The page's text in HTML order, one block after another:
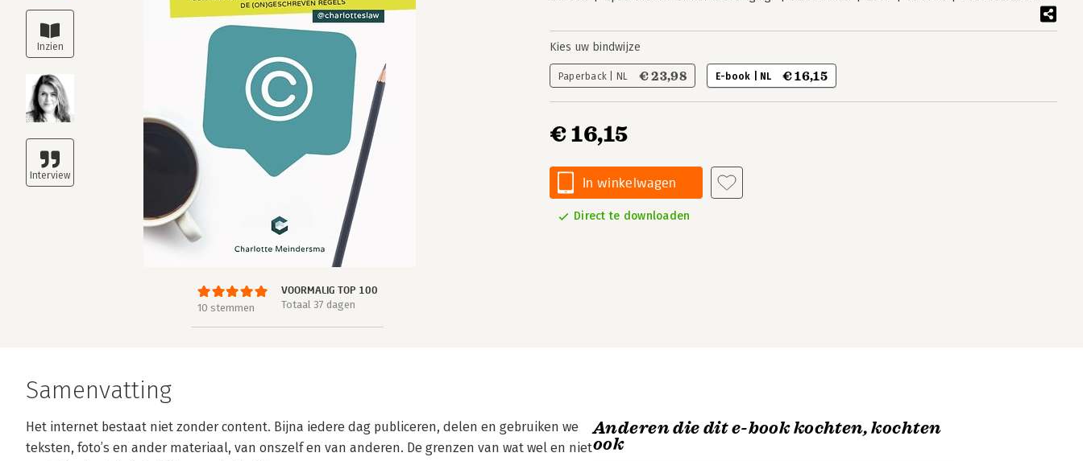
10 stemmen
VOORMALIG TOP 100
Totaal 37 dagen
Kies uw bindwijze
Paperback | NL € 23,98 E-book | NL € 16,15
€ 16,15
In winkelwagen
Direct te downloaden
Samenvatting
Het internet bestaat niet zonder content. Bijna iedere dag publiceren, delen en gebruiken we
teksten, foto’s en ander materiaal, van onszelf en van anderen. De grenzen van wat wel en niet
Anderen die dit e-book kochten, kochten
ook